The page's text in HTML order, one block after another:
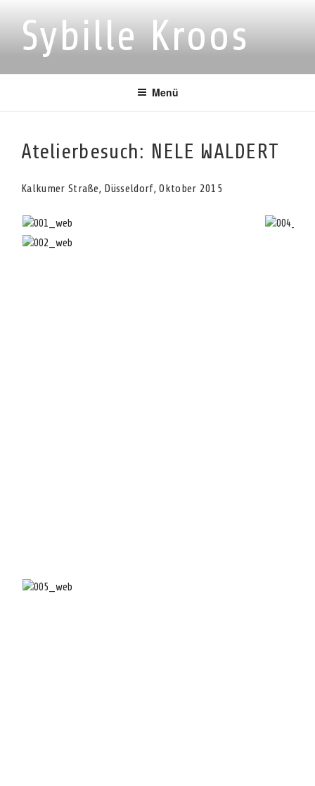
Inhalt
springenSybille Kroos
Menü
Atelierbesuch: NELE WALDERT
Kalkumer Straße, Düsseldorf, Oktober 2015